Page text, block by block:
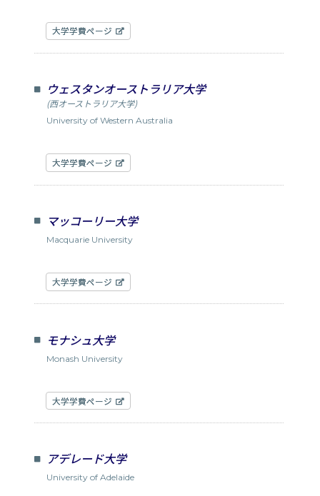
大学学費ページ
ウェスタンオーストラリア大学
(西オーストラリア大学)
University of Western Australia
大学学費ページ
マッコーリー大学
Macquarie University
大学学費ページ
モナシュ大学
Monash University
大学学費ページ
アデレード大学
University of Adelaide